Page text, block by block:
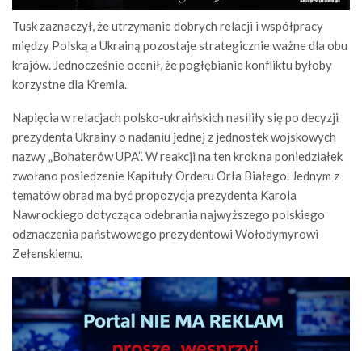
Tusk zaznaczył, że utrzymanie dobrych relacji i współpracy
między Polską a Ukrainą pozostaje strategicznie ważne dla obu
krajów. Jednocześnie ocenił, że pogłębianie konfliktu byłoby
korzystne dla Kremla.
Napięcia w relacjach polsko-ukraińskich nasiliły się po decyzji
prezydenta Ukrainy o nadaniu jednej z jednostek wojskowych
nazwy „Bohaterów UPA”. W reakcji na ten krok na poniedziałek
zwołano posiedzenie Kapituły Orderu Orła Białego. Jednym z
tematów obrad ma być propozycja prezydenta Karola
Nawrockiego dotycząca odebrania najwyższego polskiego
odznaczenia państwowego prezydentowi Wołodymyrowi
Zełenskiemu.